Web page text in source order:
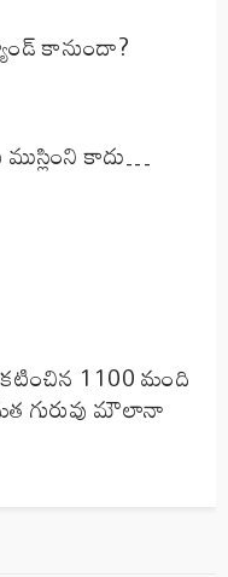
కానుందా?
ముస్లింని కాదు…
1100 మంది
గురువు మౌలానా